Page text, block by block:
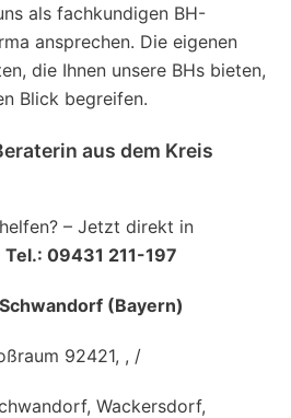
als fachkundigen BH-
ansprechen. Die eigenen
die Ihnen unsere BHs bieten,
Blick begreifen.
aus dem Kreis
– Jetzt direkt in
Tel.: 09431 211-197
(Bayern)
92421, , /
Wackersdorf,